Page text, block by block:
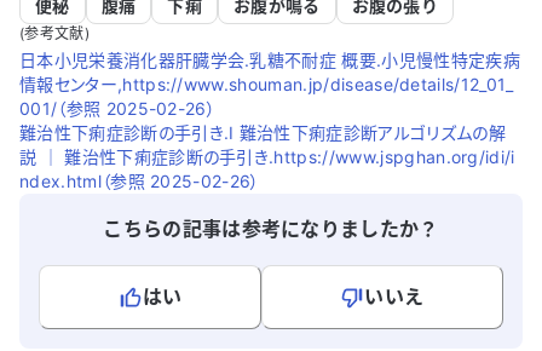
便秘 腹痛 下痢 お腹が鳴る お腹の張り
(参考文献)
日本小児栄養消化器肝臓学会.乳糖不耐症 概要.小児慢性特定疾病
情報センター,https://www.shouman.jp/disease/details/12_01_
001/（参照 2025-02-26）
難治性下痢症診断の手引き.Ⅰ 難治性下痢症診断アルゴリズムの解
説 ｜ 難治性下痢症診断の手引き.https://www.jspghan.org/idi/i
ndex.html（参照 2025-02-26）
こちらの記事は参考になりましたか？
はい
いいえ